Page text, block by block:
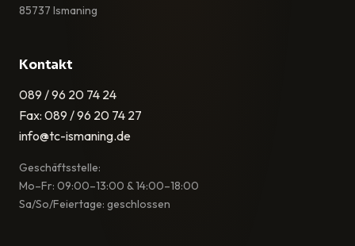
85737 Ismaning
Kontakt
089 / 96 20 74 24
Fax: 089 / 96 20 74 27
info@tc-ismaning.de
Geschäftsstelle:
Mo–Fr: 09:00–13:00 & 14:00–18:00
Sa/So/Feiertage: geschlossen